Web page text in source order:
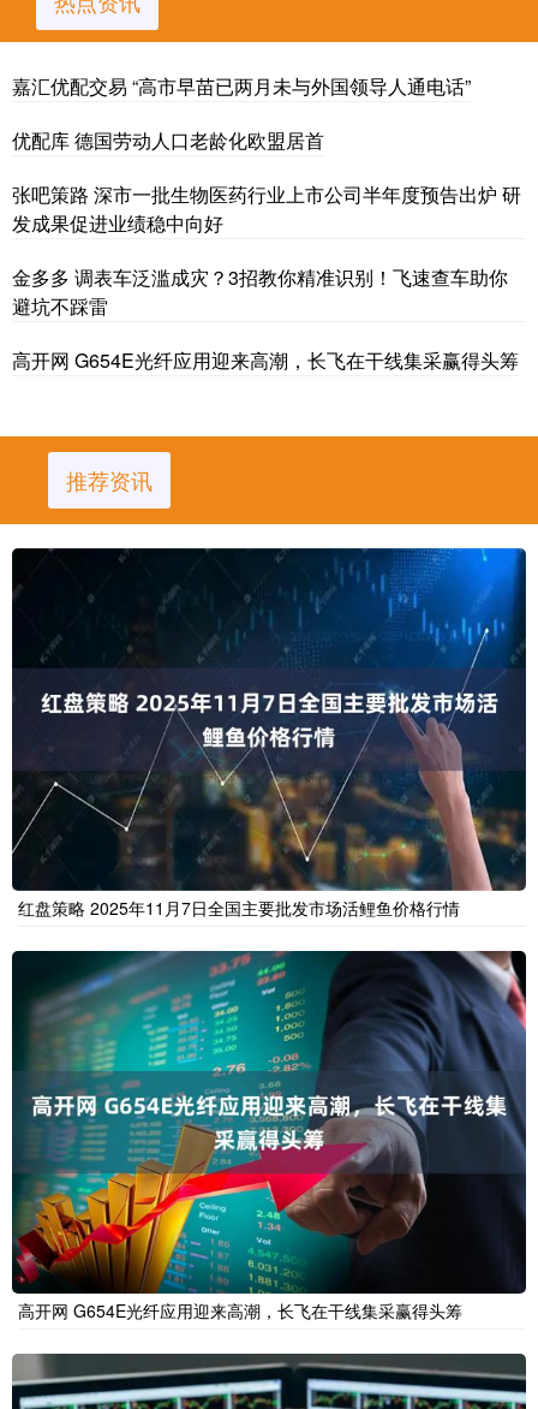
嘉汇优配交易 “高市早苗已两月未与外国领导人通电话”
优配库 德国劳动人口老龄化欧盟居首
张吧策路 深市一批生物医药行业上市公司半年度预告出炉 研
发成果促进业绩稳中向好
金多多 调表车泛滥成灾？3招教你精准识别！飞速查车助你
避坑不踩雷
高开网 G654E光纤应用迎来高潮，长飞在干线集采赢得头筹
推荐资讯
红盘策略 2025年11月7日全国主要批发市场活鲤鱼价格行情
高开网 G654E光纤应用迎来高潮，长飞在干线集采赢得头筹